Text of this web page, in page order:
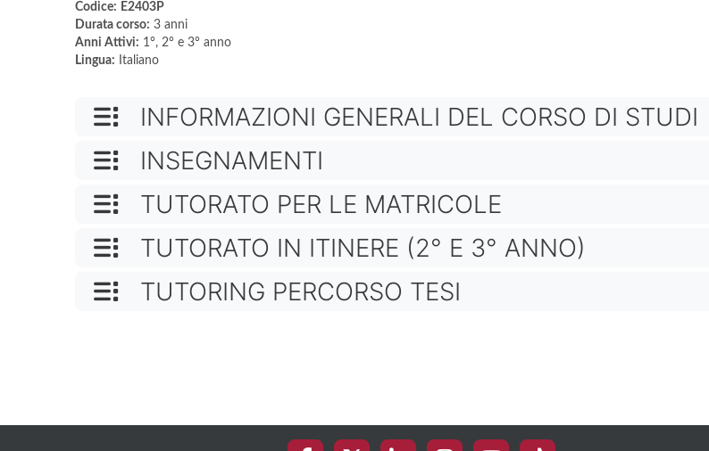
Codice: E2403P
Durata corso: 3 anni
Anni Attivi: 1°, 2° e 3° anno
Lingua: Italiano
NOME CATEGORIA
INFORMAZIONI GENERALI DEL CORSO DI STUDI
NOME CATEGORIA
INSEGNAMENTI
NOME CATEGORIA
TUTORATO PER LE MATRICOLE
NOME CATEGORIA
TUTORATO IN ITINERE (2° E 3° ANNO)
NOME CATEGORIA
TUTORING PERCORSO TESI